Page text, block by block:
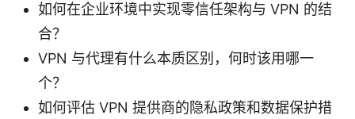
如何在企业环境中实现零信任架构与 VPN 的结
合？
VPN 与代理有什么本质区别，何时该用哪一
个？
如何评估 VPN 提供商的隐私政策和数据保护措